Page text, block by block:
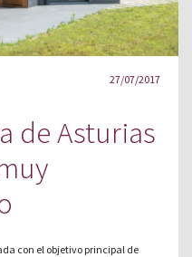
27/07/2017
de Asturias
con el objetivo principal de